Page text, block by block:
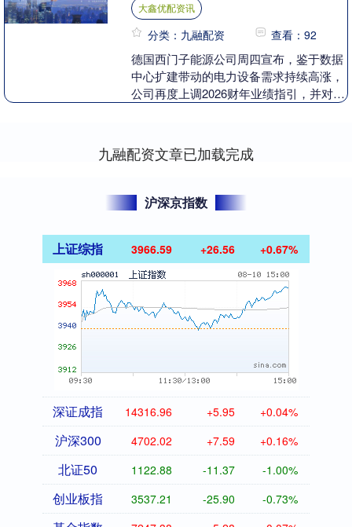
大鑫优配资讯
分类：九融配资 查看：92
德国西门子能源公司周四宣布，鉴于数据
中心扩建带动的电力设备需求持续高涨，
公司再度上调2026财年业绩指引，并对全
九融配资文章已加载完成
沪深京指数
上证综指 3966.59 +26.56 +0.67%
深证成指 14316.96 +5.95 +0.04%
沪深300 4702.02 +7.59 +0.16%
北证50 1122.88 -11.37 -1.00%
创业板指 3537.21 -25.90 -0.73%